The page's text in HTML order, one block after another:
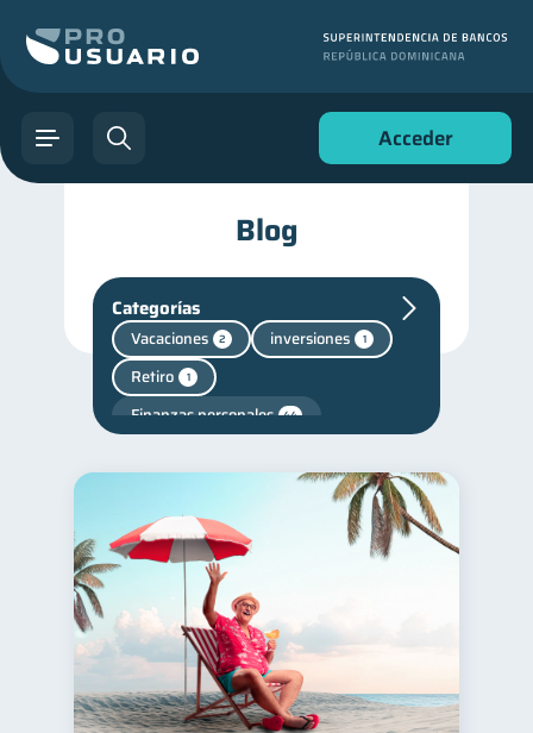
Acceder
Blog
Categorías
Vacaciones 2 inversiones 1
Retiro 1
Finanzas personales 44
Finanzas para jóvenes
Control de deudas
Finanzas familiares
Inclusión financiera 22
Bienestar financiero 22
Finanzas para mujeres 20